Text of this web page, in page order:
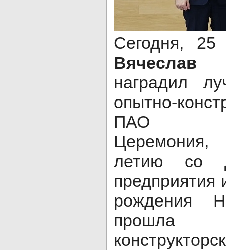
Сегодня, 25
наградил
опытно-
ПАО
Церемония,
летию со
предприятия
рождения
прошла